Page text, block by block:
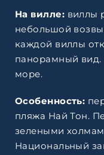
На вилле: виллы
небольшой
каждой виллы
панорамный вид.
море.
Особенность:
пляжа Най Тон.
зелеными
Национальный